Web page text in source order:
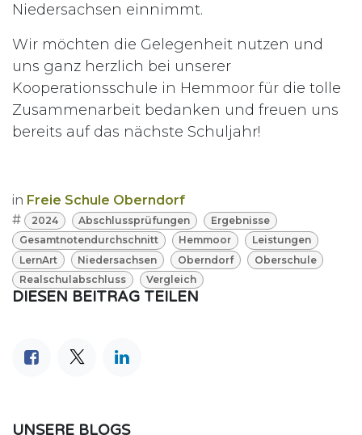
Niedersachsen einnimmt.
Wir möchten die Gelegenheit nutzen und
uns ganz herzlich bei unserer
Kooperationsschule in Hemmoor für die tolle
Zusammenarbeit bedanken und freuen uns
bereits auf das nächste Schuljahr!
in Freie Schule Oberndorf
#
2024 Abschlussprüfungen
Ergebnisse
Gesamtnotendurchschnitt
Hemmoor
Leistungen
LernArt
Niedersachsen Oberndorf
Oberschule
Realschulabschluss
Vergleich
DIESEN BEITRAG TEILEN
UNSERE BLOGS